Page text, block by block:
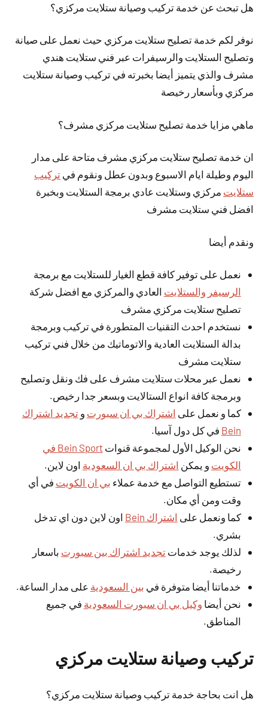
هل تبحث عن خدمة تركيب وصيانة ستلايت مركزي؟
نوفر لكم خدمة تصليح ستلايت مركزي حيث نعمل على صيانة
وتصليح الستلايت والرسيفرات عبر فني ستلايت هندي
مشرف والذي يتميز أيضا بخبرته في تركيب وصيانة ستلايت
مركزي وبأسعار رخيصة
ماهي مزايا خدمة تصليح ستلايت مركزي مشرف؟
ان خدمة تصليح ستلايت مركزي مشرف متاحة على مدار
اليوم وطيلة ايام الاسبوع وبدون عطل ونقوم في تركيب
ستلايت مركزي وستلايت عادي برمجة الستلايت وبخبرة
افضل فني ستلايت مشرف
ونقدم أيضا
نعمل على توفير كافة قطع الغيار للستلايت مع برمجة
الرسيفر والستلايت العادي والمركزي مع افضل شركة
تصليح ستلايت مركزي مشرف
نستخدم احدث التقنيات المتطورة في تركيب وبرمجة
بدالة الستلايت العادية والاتوماتيك من خلال فني تركيب
ستلايت مشرف
نعمل عبر محلات ستلايت مشرف على فك ونقل وتصليح
وبرمجة كافة انواع الستالايت وبسعر جدا رخيص.
كما و نعمل على اشتراك بي ان سبورت وتجديد اشتراك
Bein في كل دول آسيا.
نحن الوكيل الأول لمجموعة قنوات
Bein Sport في
الكويت و يمكن اشتراك بي ان السعودية اون لاين.
تستطيع التواصل مع خدمة عملاء بي ان الكويت في أي
وقت ومن أي مكان.
كما ونعمل على اشتراك Bein
اون لاين دون اي تدخل
بشري.
لذلك يوجد خدماتتجديد اشتراك بين سبورت باسعار
رخيصة.
خدماتنا أيضا متوفرة في بين السعودية على مدار الساعة.
نحن أيضا وكيل بي ان سبورت السعودية في جميع
المناطق.
تركيب وصيانة ستلايت مركزي
هل انت بحاجة خدمة تركيب وصيانة ستلايت مركزي؟